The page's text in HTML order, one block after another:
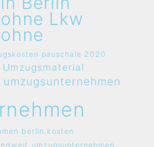
Lkw
pauschale 2020
Umzugsmaterial
berlin kosten